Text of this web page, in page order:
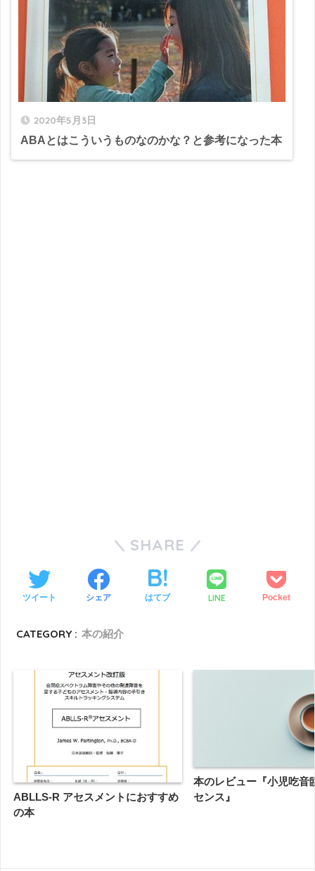
2020年5月3日
ABAとはこういうものなのかな？と参考になった本
SHARE
ツイート シェア はてブ LINE Pocket
CATEGORY : 本の紹介
ABLLS-R アセスメントにおすすめ
の本
本のレビュー『小児吃音
センス』